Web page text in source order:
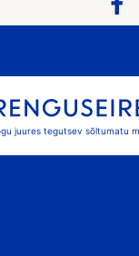
juures tegutsev sõltumatu